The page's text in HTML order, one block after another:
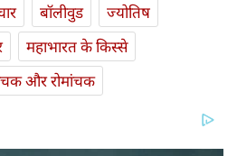
बॉलीवुड
ज्योतिष
महाभारत के किस्से
और रोमांचक